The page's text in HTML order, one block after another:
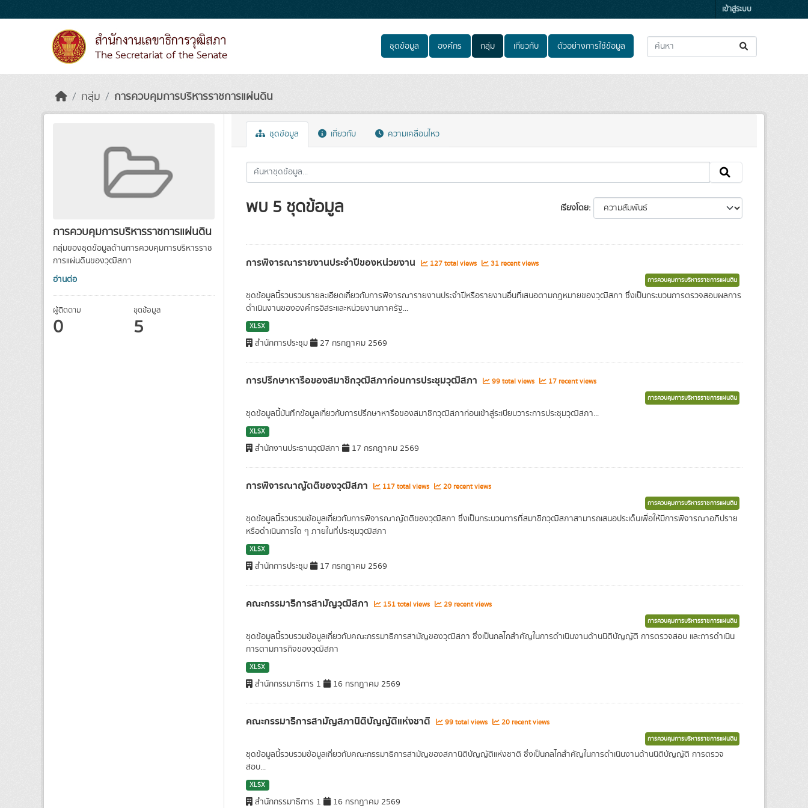
เข้าสู่ระบบ
ชุดข้อมูล องค์กร กลุ่ม เกี่ยวกับ ตัวอย่างการใช้ข้อมูล
กลุ่ม การควบคุมการบริหารราชการแผ่นดิน
การควบคุมการบริหารราชการแผ่นดิน
กลุ่มของชุดข้อมูลด้านการควบคุมการบริหารราช
การแผ่นดินของวุฒิสภา
อ่านต่อ
ผู้ติดตาม
0
ชุดข้อมูล
5
ชุดข้อมูล เกี่ยวกับ ความเคลื่อนไหว
เรียงโดย
พบ 5 ชุดข้อมูล
การพิจารณารายงานประจำปีของหน่วยงาน 127 total views 31 recent views
การควบคุมการบริหารราชการแผ่นดิน
ชุดข้อมูลนี้รวบรวมรายละเอียดเกี่ยวกับการพิจารณารายงานประจำปีหรือรายงานอื่นที่เสนอตามกฎหมายของวุฒิสภา ซึ่งเป็นกระบวนการตรวจสอบผลการ
ดำเนินงานขององค์กรอิสระและหน่วยงานภาครัฐ...
XLSX
สำนักการประชุม 27 กรกฎาคม 2569
การปรึกษาหารือของสมาชิกวุฒิสภาก่อนการประชุมวุฒิสภา 99 total views 17 recent views
การควบคุมการบริหารราชการแผ่นดิน
ชุดข้อมูลนี้บันทึกข้อมูลเกี่ยวกับการปรึกษาหารือของสมาชิกวุฒิสภาก่อนเข้าสู่ระเบียบวาระการประชุมวุฒิสภา...
XLSX
สำนักงานประธานวุฒิสภา 17 กรกฎาคม 2569
การพิจารณาญัตติของวุฒิสภา 117 total views 20 recent views
การควบคุมการบริหารราชการแผ่นดิน
ชุดข้อมูลนี้รวบรวมข้อมูลเกี่ยวกับการพิจารณาญัตติของวุฒิสภา ซึ่งเป็นกระบวนการที่สมาชิกวุฒิสภาสามารถเสนอประเด็นเพื่อให้มีการพิจารณาอภิปราย
หรือดำเนินการใด ๆ ภายในที่ประชุมวุฒิสภา
XLSX
สำนักการประชุม 17 กรกฎาคม 2569
คณะกรรมาธิการสามัญวุฒิสภา 151 total views 29 recent views
การควบคุมการบริหารราชการแผ่นดิน
ชุดข้อมูลนี้รวบรวมข้อมูลเกี่ยวกับคณะกรรมาธิการสามัญของวุฒิสภา ซึ่งเป็นกลไกสำคัญในการดำเนินงานด้านนิติบัญญัติ การตรวจสอบ และการดำเนิน
การตามภารกิจของวุฒิสภา
XLSX
สำนักกรรมาธิการ 1 16 กรกฎาคม 2569
คณะกรรมาธิการสามัญสภานิติบัญญัติแห่งชาติ 99 total views 20 recent views
การควบคุมการบริหารราชการแผ่นดิน
ชุดข้อมูลนี้รวบรวมข้อมูลเกี่ยวกับคณะกรรมาธิการสามัญของสภานิติบัญญัติแห่งชาติ ซึ่งเป็นกลไกสำคัญในการดำเนินงานด้านนิติบัญญัติ การตรวจ
สอบ...
XLSX
สำนักกรรมาธิการ 1 16 กรกฎาคม 2569